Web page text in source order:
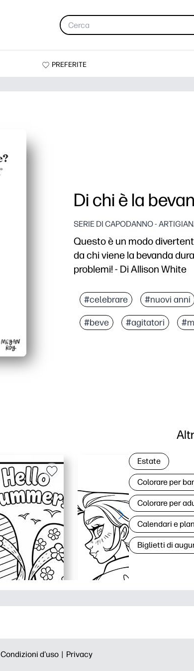
PREFERITE
Di chi è la
SERIE DI CAPODANNO -
Questo è un modo
da chi viene la bevanda
problemi! - Di Allison White
Puoi stampare, tagliare e
Evitate gli sprechi di
Puoi etichettare
#celebrare #nuovi anni
#beve #agitatori
Estate
Colorare per
Colorare per
Calendari e
Biglietti di
Condizioni d'uso | Privacy